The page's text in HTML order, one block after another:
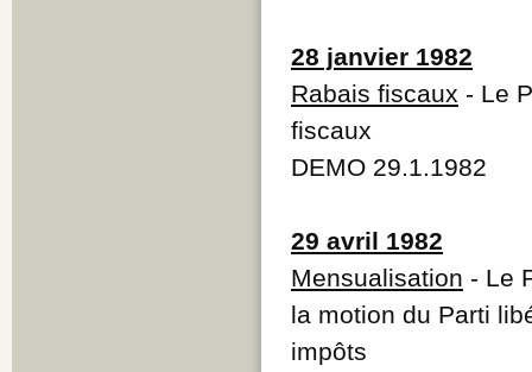
28 janvier 1982
Rabais fiscaux - Le
fiscaux
DEMO 29.1.1982
29 avril 1982
Mensualisation - Le
la motion du Parti
impôts